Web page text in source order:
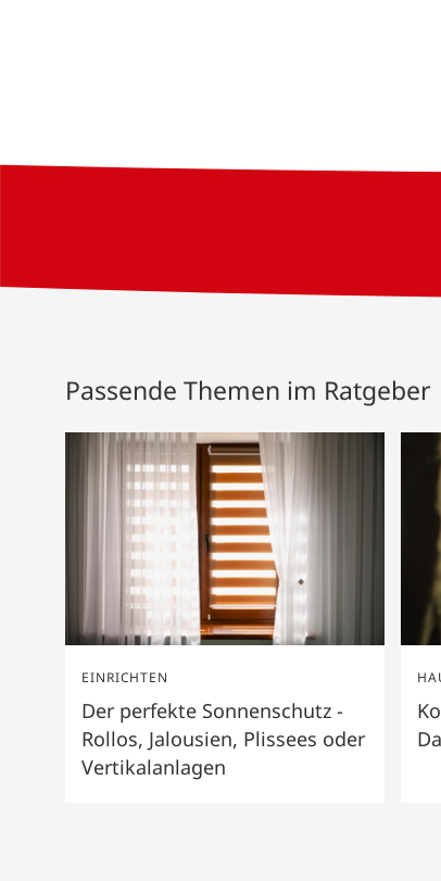
Passende Themen im Ratgeber
Der perfekte Sonnenschutz -
Rollos, Jalousien, Plissees oder
Vertikalanlagen
EINRICHTEN